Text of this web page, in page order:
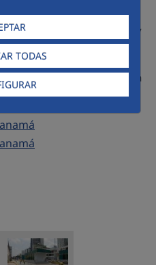
TODAS
para el desarrollo y
que FCC reconoce y por
y seguridad, ha
mega obras, pioneras en la
los son: